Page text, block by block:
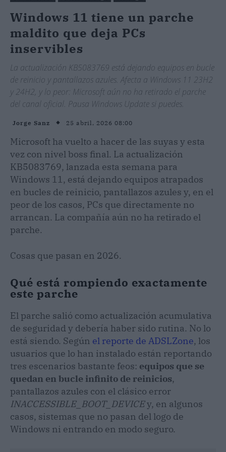
Windows 11 tiene un parche
maldito que deja PCs
inservibles
La actualización KB5083769 está dejando equipos en bucle
de reinicio y pantallazos azules. Afecta a Windows 11 23H2
y 24H2, y lo peor: Microsoft aún no ha retirado el parche
del canal oficial. Pausa Windows Update si puedes.
Jorge Sanz 25 abril, 2026 08:00
Microsoft ha vuelto a hacer de las suyas y esta
vez con nivel boss final. La actualización
KB5083769, lanzada esta semana para
Windows 11, está dejando equipos atrapados
en bucles de reinicio, pantallazos azules y, en el
peor de los casos, PCs que directamente no
arrancan. La compañía aún no ha retirado el
parche.
Cosas que pasan en 2026.
Qué está rompiendo exactamente
este parche
El parche salió como actualización acumulativa
de seguridad y debería haber sido rutina. No lo
está siendo. Según el reporte de ADSLZone, los
usuarios que lo han instalado están reportando
tres escenarios bastante feos: equipos que se
quedan en bucle infinito de reinicios,
pantallazos azules con el clásico error
INACCESSIBLE_BOOT_DEVICEy, en algunos
casos, sistemas que no pasan del logo de
Windows ni entrando en modo seguro.